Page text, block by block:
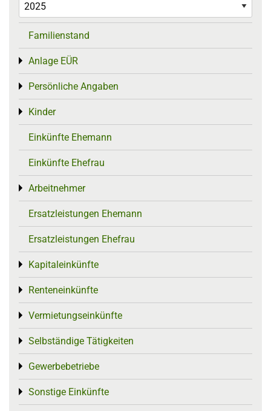
Familienstand
Anlage EÜR
Toggle menu
Persönliche Angaben
Toggle menu
Kinder
Toggle menu
Einkünfte Ehemann
Einkünfte Ehefrau
Arbeitnehmer
Toggle menu
Ersatzleistungen Ehemann
Ersatzleistungen Ehefrau
Kapitaleinkünfte
Toggle menu
Renteneinkünfte
Toggle menu
Vermietungseinkünfte
Toggle menu
Selbständige Tätigkeiten
Toggle menu
Gewerbebetriebe
Toggle menu
Sonstige Einkünfte
Toggle menu